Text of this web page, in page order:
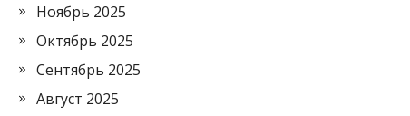
Ноябрь 2025
Октябрь 2025
Сентябрь 2025
Август 2025